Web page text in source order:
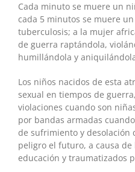
Cada minuto se muere un
cada 5 minutos se muere
tuberculosis; a la mujer
de guerra raptándola,
humillándola y
Los niños nacidos de esta
sexual en tiempos de
violaciones cuando son
por bandas armadas
de sufrimiento y desolación
peligro el futuro, a causa
educación y traumatizados